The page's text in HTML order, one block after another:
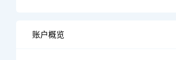
账户概览